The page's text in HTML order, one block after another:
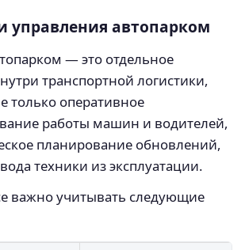
управления автопарком
— это отдельное
транспортной логистики,
только оперативное
работы машин и водителей,
планирование обновлений,
техники из эксплуатации.
важно учитывать следующие